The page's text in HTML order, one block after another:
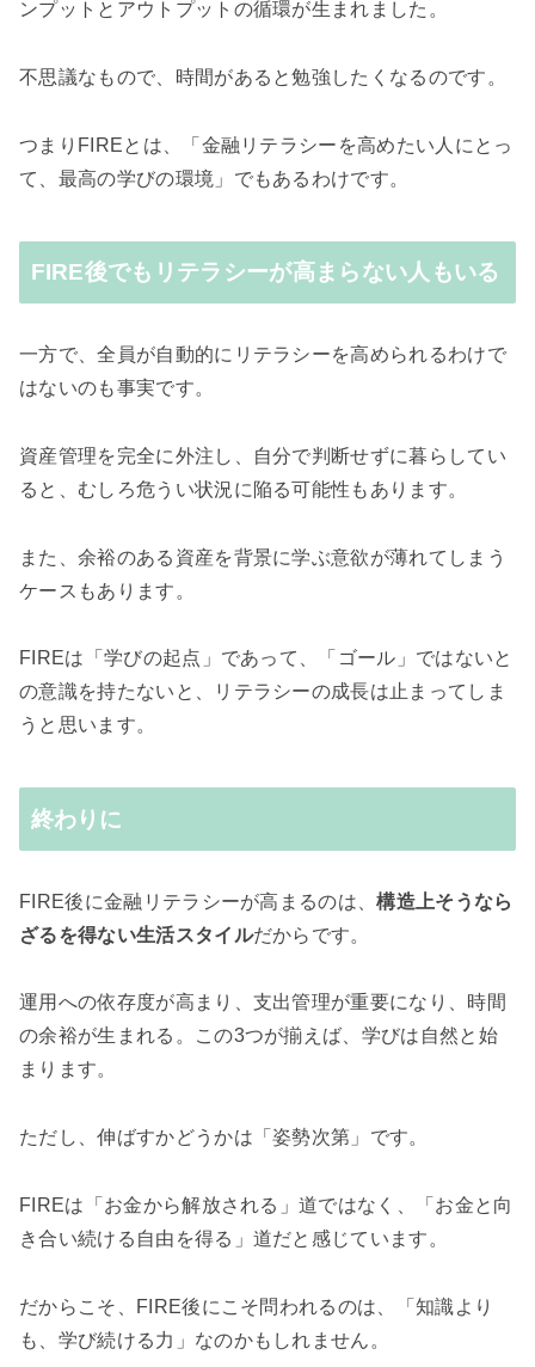
ンプットとアウトプットの循環が生まれました。
不思議なもので、時間があると勉強したくなるのです。
つまりFIREとは、「金融リテラシーを高めたい人にとっ
て、最高の学びの環境」でもあるわけです。
FIRE後でもリテラシーが高まらない人もいる
一方で、全員が自動的にリテラシーを高められるわけで
はないのも事実です。
資産管理を完全に外注し、自分で判断せずに暮らしてい
ると、むしろ危うい状況に陥る可能性もあります。
また、余裕のある資産を背景に学ぶ意欲が薄れてしまう
ケースもあります。
FIREは「学びの起点」であって、「ゴール」ではないと
の意識を持たないと、リテラシーの成長は止まってしま
うと思います。
終わりに
FIRE後に金融リテラシーが高まるのは、構造上そうなら
ざるを得ない生活スタイルだからです。
運用への依存度が高まり、支出管理が重要になり、時間
の余裕が生まれる。この3つが揃えば、学びは自然と始
まります。
ただし、伸ばすかどうかは「姿勢次第」です。
FIREは「お金から解放される」道ではなく、「お金と向
き合い続ける自由を得る」道だと感じています。
だからこそ、FIRE後にこそ問われるのは、「知識より
も、学び続ける力」なのかもしれません。